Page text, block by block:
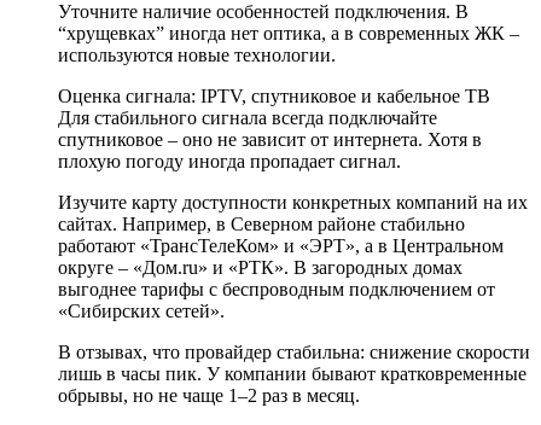
Уточните наличие особенностей подключения. В
“хрущевках” иногда нет оптика, а в современных ЖК –
используются новые технологии.
Оценка сигнала: IPTV, спутниковое и кабельное ТВ
Для стабильного сигнала всегда подключайте
спутниковое – оно не зависит от интернета. Хотя в
плохую погоду иногда пропадает сигнал.
Изучите карту доступности конкретных компаний на их
сайтах. Например, в Северном районе стабильно
работают «ТрансТелеКом» и «ЭРТ», а в Центральном
округе – «Дом.ru» и «РТК». В загородных домах
выгоднее тарифы с беспроводным подключением от
«Сибирских сетей».
В отзывах, что провайдер стабильна: снижение скорости
лишь в часы пик. У компании бывают кратковременные
обрывы, но не чаще 1–2 раз в месяц.